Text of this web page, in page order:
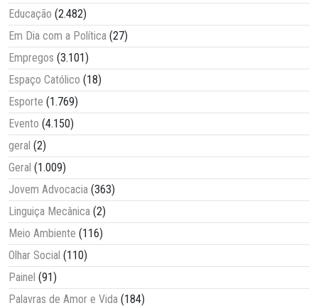
Educação (2.482)
Em Dia com a Política (27)
Empregos (3.101)
Espaço Católico (18)
Esporte (1.769)
Evento (4.150)
geral (2)
Geral (1.009)
Jovem Advocacia (363)
Linguiça Mecânica (2)
Meio Ambiente (116)
Olhar Social (110)
Painel (91)
Palavras de Amor e Vida (184)